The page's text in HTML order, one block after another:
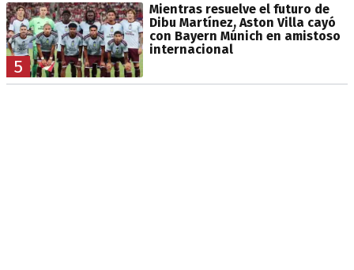
5
Mientras resuelve el futuro de
Dibu Martínez, Aston Villa cayó
con Bayern Múnich en amistoso
internacional